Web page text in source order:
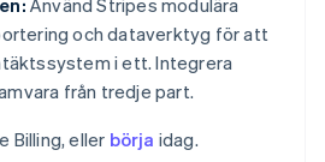
Använd Stripes modulära
och dataverktyg för att
i ett. Integrera
från tredje part.
Billing, eller börja idag.